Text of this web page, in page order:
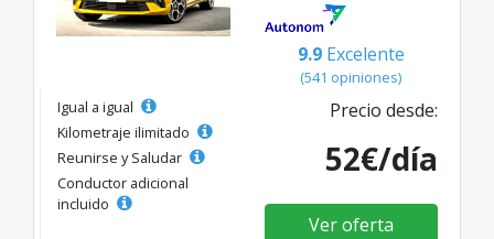
9.9 Excelente
(541 opiniones)
Igual a igual
Kilometraje ilimitado
Reunirse y Saludar
Conductor adicional
incluido
Precio desde:
52€/día
Ver oferta